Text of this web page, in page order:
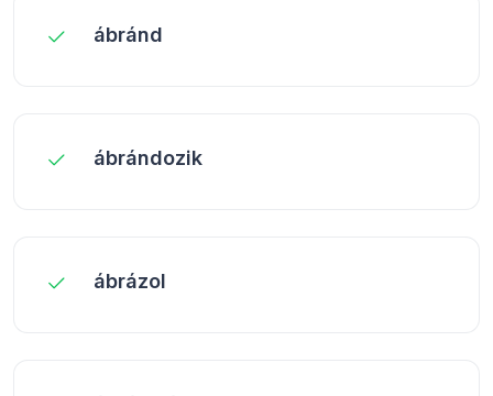
ábránd
ábrándozik
ábrázol